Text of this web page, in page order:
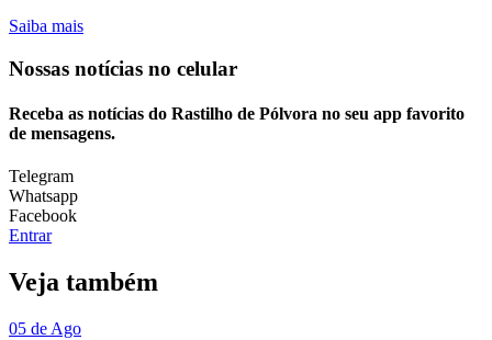
Saiba mais
Nossas notícias no celular
Receba as notícias do Rastilho de Pólvora no seu app favorito
de mensagens.
Telegram
Whatsapp
Facebook
Entrar
Veja também
05 de Ago